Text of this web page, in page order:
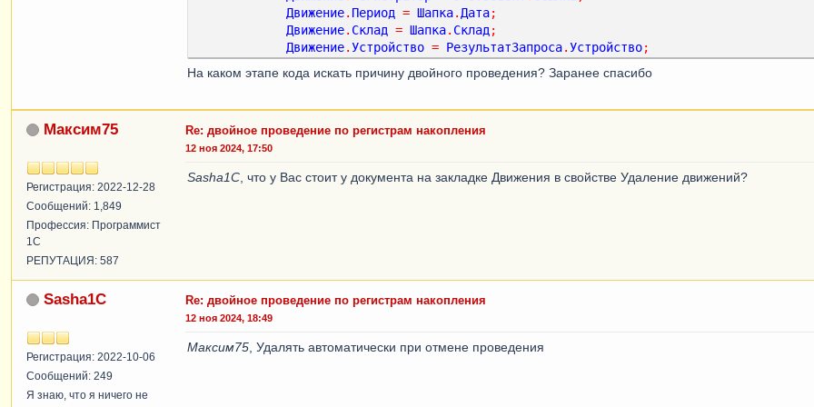
    |                        ВТ КАК ВТ)) КАК РегистрОстатковОстатки"
Запрос. УстановитьПараметр ("Дата", Шапка.Дата );
УстановитьПараметр ( , Шапка );
Движение. Период = Шапка. Дата;
Движение. Склад = Шапка. Склад ;
Движение.Устройство = РезультатЗапроса.Устройство;
Движение.Количество = РезультатЗапроса.Количество;
Движение. Сумма = РезультатЗапроса.Сумма;
Сообщить("Саша");
КонецЕсли
На каком этапе кода искать причину двойного проведения? Заранее спасибо
Максим75
Регистрация: 2022-12-28
Сообщений: 1,849
Профессия: Программист
1С
РЕПУТАЦИЯ: 587
Re: двойное проведение по регистрам накопления
12 ноя 2024, 17:50
Sasha1C , что у Вас стоит у документа на закладке Движения в свойстве Удаление движений?
Sasha1C
Регистрация: 2022-10-06
Сообщений: 249
Я знаю, что я ничего не
Re: двойное проведение по регистрам накопления
12 ноя 2024, 18:49
Максим75 , Удалять автоматически при отмене проведения